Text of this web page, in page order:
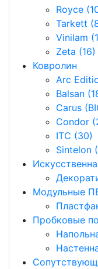
Royce
Tarkett
Vinilam
Zeta (16)
Ковролин
Arc
Balsan
Carus
Condor
ITC (30)
Sintelon
Модульные
Пробковые
Royce
Tarkett
Vinilam
Zeta (16)
Ковролин
Arc
Balsan
Carus
Condor
ITC (30)
Sintelon
Контакты
2-7 дней